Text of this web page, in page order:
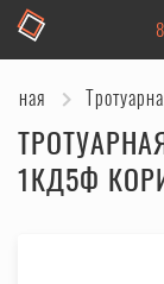
1КД5Ф